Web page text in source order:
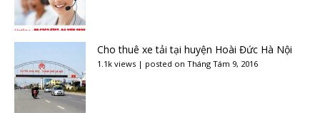
Cho thuê xe tải tại huyện Hoài Đức Hà Nội
1.1k views | posted on Tháng Tám 9, 2016